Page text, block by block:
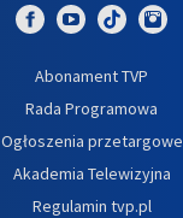
Abonament TVP
Rada Programowa
Ogłoszenia przetargowe
Akademia Telewizyjna
Regulamin tvp.pl